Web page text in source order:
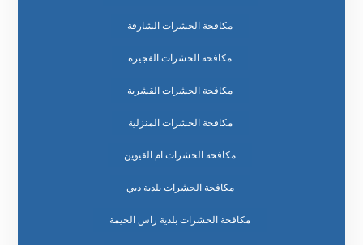
مكافحة الحشرات الشارقة
مكافحة الحشرات الفجيرة
مكافحة الحشرات القشرية
مكافحة الحشرات المنزلية
مكافحة الحشرات ام القيوين
مكافحة الحشرات بلدية دبي
مكافحة الحشرات بلدية راس الخيمة